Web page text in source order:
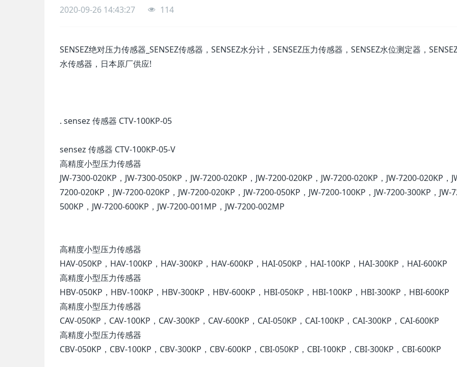
2020-09-26 14:43:27 114
SENSEZ绝对压力传感器_SENSEZ传感器，SENSEZ水分计，SENSEZ压力传感器，SENSEZ水位测定器，
水传感器，日本原厂供应!
. sensez 传感器 CTV-100KP-05
sensez 传感器 CTV-100KP-05-V
高精度小型压力传感器
JW-7300-020KP，JW-7300-050KP，JW-7200-020KP，JW-7200-020KP，JW-7200-020KP，JW-7200-020KP，
7200-020KP，JW-7200-020KP，JW-7200-020KP，JW-7200-050KP，JW-7200-100KP，JW-7200-300KP，JW-
500KP，JW-7200-600KP，JW-7200-001MP，JW-7200-002MP
高精度小型压力传感器
HAV-050KP，HAV-100KP，HAV-300KP，HAV-600KP，HAI-050KP，HAI-100KP，HAI-300KP，HAI-600KP
高精度小型压力传感器
HBV-050KP，HBV-100KP，HBV-300KP，HBV-600KP，HBI-050KP，HBI-100KP，HBI-300KP，HBI-600KP
高精度小型压力传感器
CAV-050KP，CAV-100KP，CAV-300KP，CAV-600KP，CAI-050KP，CAI-100KP，CAI-300KP，CAI-600KP
高精度小型压力传感器
CBV-050KP，CBV-100KP，CBV-300KP，CBV-600KP，CBI-050KP，CBI-100KP，CBI-300KP，CBI-600KP